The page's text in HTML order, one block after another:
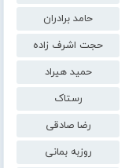
حامد برادران
حجت اشرف زاده
حمید هیراد
رستاک
رضا صادقی
روزبه بمانی